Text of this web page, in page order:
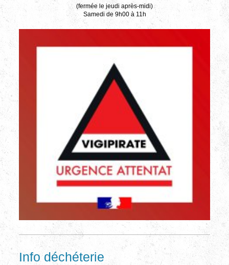
(fermée le jeudi après-midi)
Samedi de 9h00 à 11h
Info déchéterie